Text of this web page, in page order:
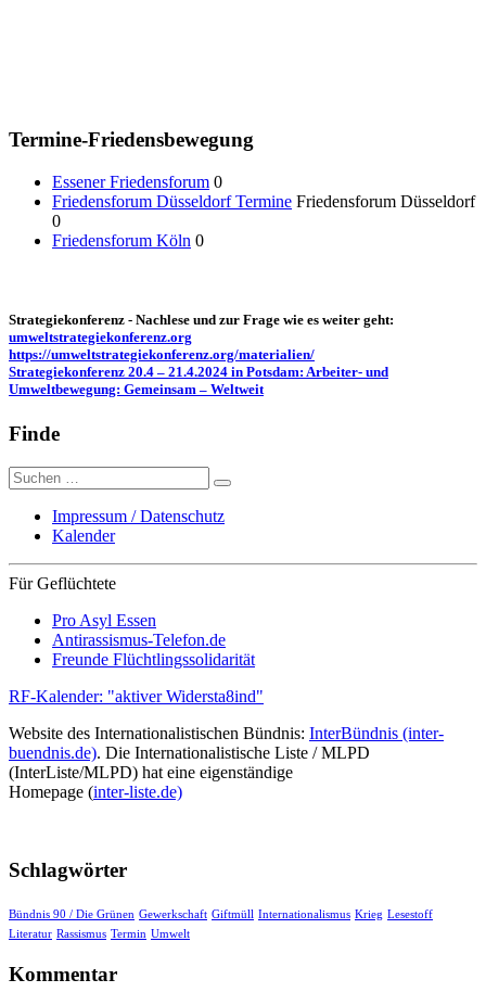
Termine-Friedensbewegung
Essener Friedensforum 0
Friedensforum Düsseldorf Termine Friedensforum Düsseldorf
0
Friedensforum Köln 0
Strategiekonferenz - Nachlese und zur Frage wie es weiter geht:
umweltstrategiekonferenz.org
https://umweltstrategiekonferenz.org/materialien/
Strategiekonferenz 20.4 – 21.4.2024 in Potsdam: Arbeiter- und
Umweltbewegung: Gemeinsam – Weltweit
Finde
Suche
nach:
Impressum / Datenschutz
Kalender
Für Geflüchtete
Pro Asyl Essen
Antirassismus-Telefon.de
Freunde Flüchtlingssolidarität
RF-Kalender: "aktiver Widersta8ind"
Website des Internationalistischen Bündnis: InterBündnis (inter-
buendnis.de). Die Internationalistische Liste / MLPD
(InterListe/MLPD) hat eine eigenständige
Homepage (inter-liste.de)
Schlagwörter
Bündnis 90 / Die Grünen Gewerkschaft Giftmüll Internationalismus Krieg Lesestoff
Literatur Rassismus Termin Umwelt
Kommentar